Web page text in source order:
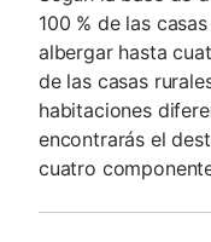
100 % de las
albergar hasta
de las casas
habitaciones
encontrarás el
cuatro